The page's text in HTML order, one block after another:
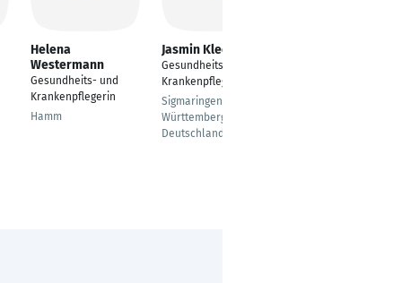
Helena
Westermann
Gesundheits- und
Krankenpflegerin
Hamm
Jasmin Kleck
Gesundheits- und
Krankenpflegerin B.A.
Sigmaringen, Baden-
Württemberg,
Deutschland